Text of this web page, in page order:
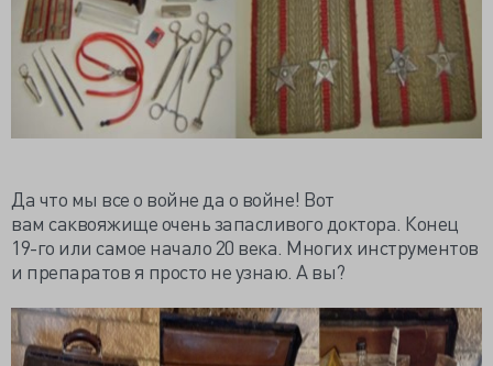
Да что мы все о войне да о войне! Вот
вам саквояжищеочень запасливого доктора. Конец
19-го или самое начало 20 века. Многих инструментов
и препаратов я просто не узнаю. А вы?